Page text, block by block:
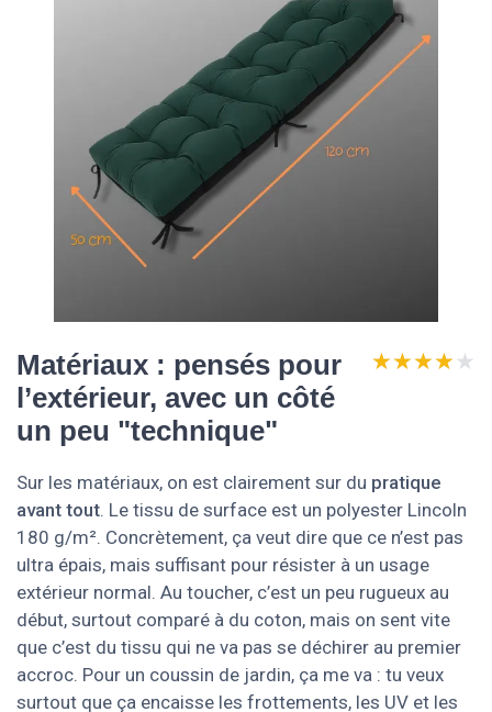
Matériaux : pensés pour
l’extérieur, avec un côté
un peu "technique"
★★★★★
★★★★★
Sur les matériaux, on est clairement sur du pratique
avant tout. Le tissu de surface est un polyester Lincoln
180 g/m². Concrètement, ça veut dire que ce n’est pas
ultra épais, mais suffisant pour résister à un usage
extérieur normal. Au toucher, c’est un peu rugueux au
début, surtout comparé à du coton, mais on sent vite
que c’est du tissu qui ne va pas se déchirer au premier
accroc. Pour un coussin de jardin, ça me va : tu veux
surtout que ça encaisse les frottements, les UV et les